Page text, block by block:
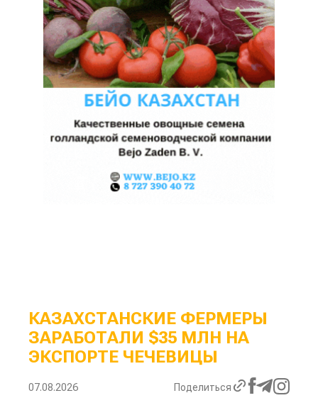
КАЗАХСТАНСКИЕ ФЕРМЕРЫ
ЗАРАБОТАЛИ $35 МЛН НА
ЭКСПОРТЕ ЧЕЧЕВИЦЫ
07.08.2026 Поделиться